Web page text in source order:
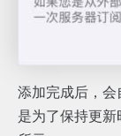
添加完成后，
是为了保持更